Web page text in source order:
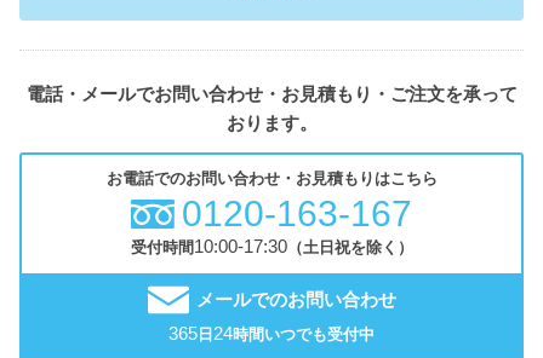
電話・メールでお問い合わせ・お見積もり・ご注文を承って
おります。
お電話でのお問い合わせ・お見積もりはこちら
0120-163-167
受付時間10:00-17:30（土日祝を除く）
メールでのお問い合わせ
365日24時間いつでも受付中